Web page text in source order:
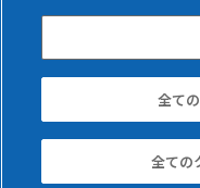
企業情報
Copyright ©全て
全ての